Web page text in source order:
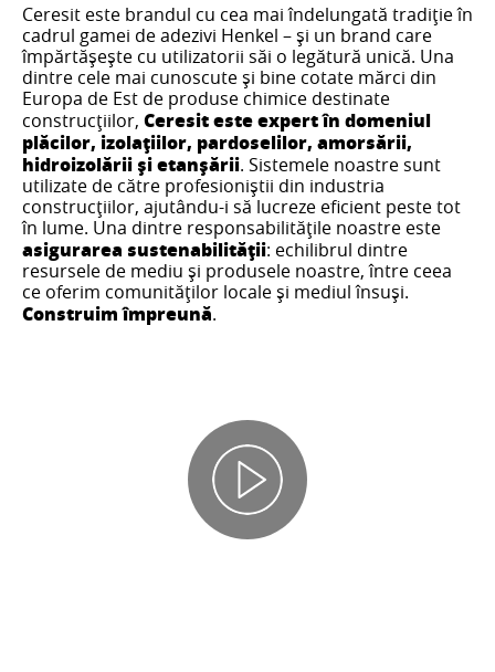
Ceresit este brandul cu cea mai îndelungată tradiție în
cadrul gamei de adezivi Henkel – și un brand care
împărtășește cu utilizatorii săi o legătură unică. Una
dintre cele mai cunoscute și bine cotate mărci din
Europa de Est de produse chimice destinate
construcțiilor, Ceresit este expert în domeniul
plăcilor, izolațiilor, pardoselilor, amorsării,
hidroizolării și etanșării. Sistemele noastre sunt
utilizate de către profesioniștii din industria
construcțiilor, ajutându-i să lucreze eficient peste tot
în lume. Una dintre responsabilitățile noastre este
asigurarea sustenabilității: echilibrul dintre
resursele de mediu și produsele noastre, între ceea
ce oferim comunităților locale și mediul însuși.
Construim împreună.